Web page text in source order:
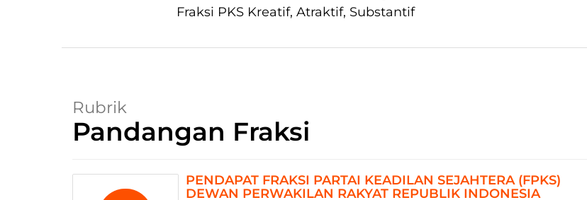
Fraksi PKS Kreatif, Atraktif, Substantif
Rubrik
Pandangan Fraksi
PENDAPAT FRAKSI PARTAI KEADILAN SEJAHTERA (FPKS)
DEWAN PERWAKILAN RAKYAT REPUBLIK INDONESIA